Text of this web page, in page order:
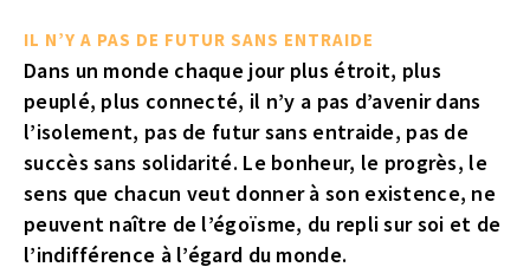
IL N’Y A PAS DE FUTUR SANS ENTRAIDE
Dans un monde chaque jour plus étroit, plus
peuplé, plus connecté, il n’y a pas d’avenir dans
l’isolement, pas de futur sans entraide, pas de
succès sans solidarité. Le bonheur, le progrès, le
sens que chacun veut donner à son existence, ne
peuvent naître de l’égoïsme, du repli sur soi et de
l’indifférence à l’égard du monde.